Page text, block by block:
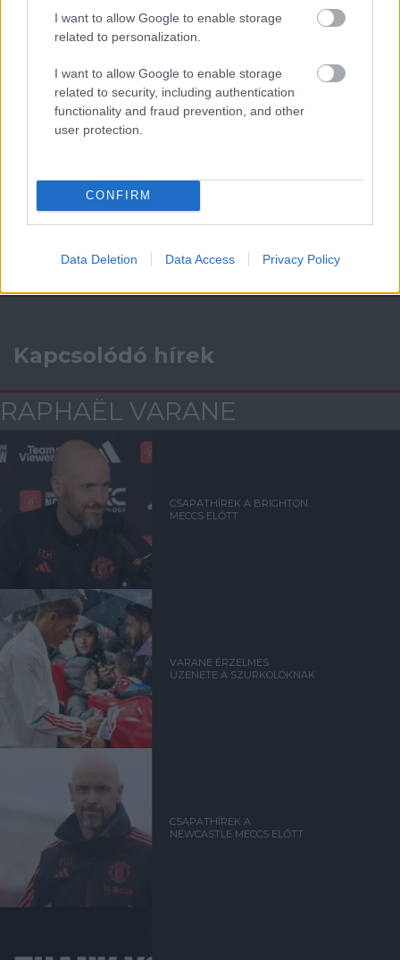
I want to allow Google to enable storage
related to personalization.
I want to allow Google to enable storage
related to security, including authentication
functionality and fraud prevention, and other
user protection.
CONFIRM
Data Deletion Data Access Privacy Policy
AC MilanvsManchester United2026-08-15 18:00
ELŐZŐ MÉRKŐZÉSEK
Támogatás
Támogasd adományoddal
a ManUtdFanatics.hu működését!
Kapcsolódó hírek
RAPHAËL VARANE
CSAPATHÍREK A BRIGHTON
MECCS ELŐTT
VARANE ÉRZELMES
ÜZENETE A SZURKOLÓKNAK
CSAPATHÍREK A
NEWCASTLE MECCS ELŐTT